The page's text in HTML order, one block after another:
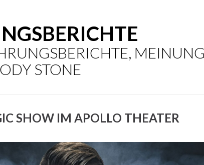
STONE
SHOW IM APOLLO THEATER